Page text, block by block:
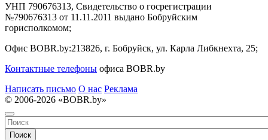
УНП 790676313, Свидетельство о госрегистрации
№790676313 от 11.11.2011 выдано Бобруйским
горисполкомом;
Офис BOBR.by:213826, г. Бобруйск, ул. Карла Либкнехта, 25;
Контактные телефоны офиса BOBR.by
Написать письмо О нас Реклама
© 2006-2026 «BOBR.by»
Поиск